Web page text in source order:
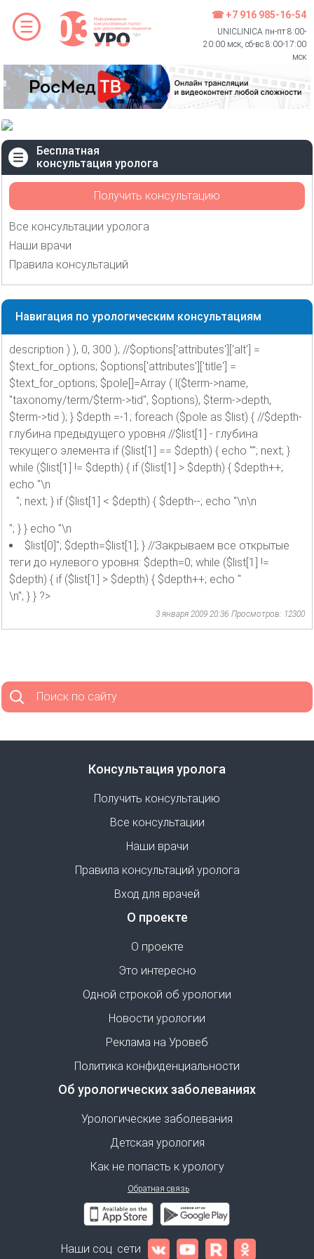
☎ +7 916 985-16-54
UNICLINICA пн-пт 8:00-
20:00 мск, сб-вс 8:00-17:00
мск
Бесплатная
консультация уролога
Получить консультацию
Все консультации уролога
Наши врачи
Правила консультаций
Навигация по урологическим консультациям
description ) ), 0, 300 ); //$options['attributes']['alt'] =
$text_for_options; $options['attributes']['title'] =
$text_for_options; $pole[]=Array ( l($term->name,
"taxonomy/term/$term->tid", $options), $term->depth,
$term->tid ); } $depth =-1; foreach ($pole as $list) { //$depth-
глубина предыдущего уровня //$list[1] - глубина
текущего элемента if ($list[1] == $depth) { echo ""; next; }
while ($list[1] != $depth) { if ($list[1] > $depth) { $depth++;
echo "\n
"; next; } if ($list[1] < $depth) { $depth--; echo "\n\n
"; } } echo "\n
$list[0]"; $depth=$list[1]; } //Закрываем все открытые
теги до нулевого уровня: $depth=0; while ($list[1] !=
$depth) { if ($list[1] > $depth) { $depth++; echo "
\n"; } } ?>
3 января 2009 20:36 Просмотров: 12300
Поиск по сайту
Консультация уролога
Получить консультацию
Все консультации
Наши врачи
Правила консультаций уролога
Вход для врачей
О проекте
О проекте
Это интересно
Одной строкой об урологии
Новости урологии
Реклама на Уровеб
Политика конфиденциальности
Об урологических заболеваниях
Урологические заболевания
Детская урология
Как не попасть к урологу
Обратная связь
Наши соц. сети